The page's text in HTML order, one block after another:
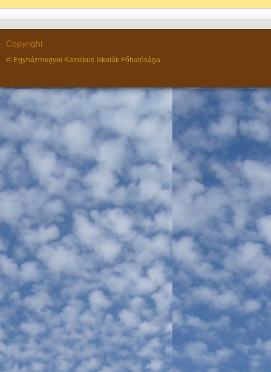
Copyright
© Egyházmegyei Katolikus Iskolák Főhatósága